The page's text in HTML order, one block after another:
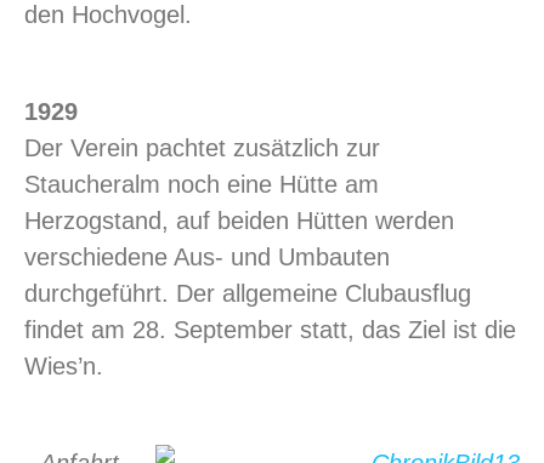
den Hochvogel.
1929
Der Verein pachtet zusätzlich zur
Staucheralm noch eine Hütte am
Herzogstand, auf beiden Hütten werden
verschiedene Aus- und Umbauten
durchgeführt. Der allgemeine Clubausflug
findet am 28. September statt, das Ziel ist die
Wies’n.